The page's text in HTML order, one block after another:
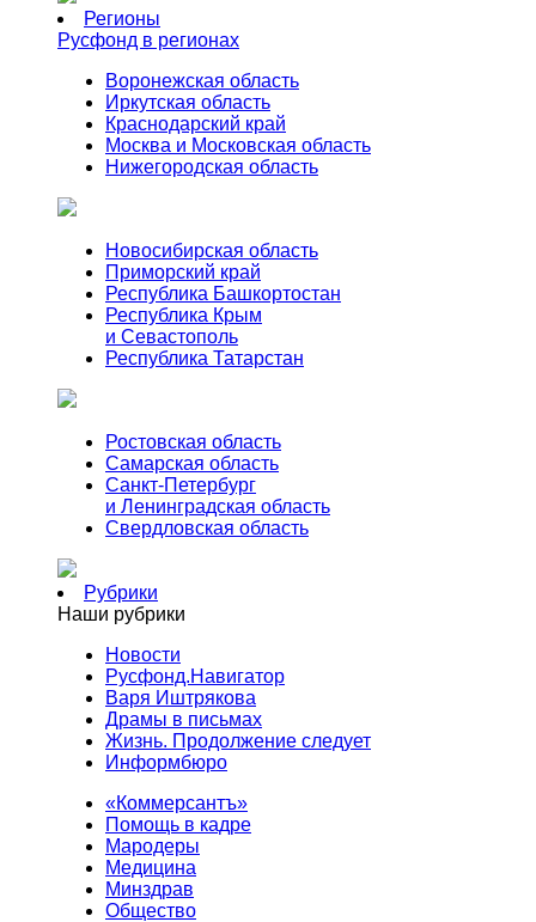
Регионы
Русфонд в регионах
Воронежская область
Иркутская область
Краснодарский край
Москва и Московская область
Нижегородская область
Новосибирская область
Приморский край
Республика Башкортостан
Республика Крым
и Севастополь
Республика Татарстан
Ростовская область
Самарская область
Санкт-Петербург
и Ленинградская область
Свердловская область
Рубрики
Наши рубрики
Новости
Русфонд.Навигатор
Варя Иштрякова
Драмы в письмах
Жизнь. Продолжение следует
Информбюро
«Коммерсантъ»
Помощь в кадре
Мародеры
Медицина
Минздрав
Общество